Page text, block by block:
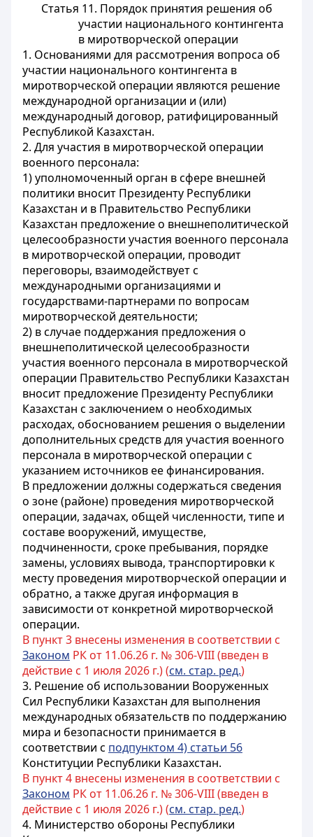
Статья 11. Порядок принятия решения об
участии национального контингента
в миротворческой операции
1. Основаниями для рассмотрения вопроса об
участии национального контингента в
миротворческой операции являются решение
международной организации и (или)
международный договор, ратифицированный
Республикой Казахстан.
2. Для участия в миротворческой операции
военного персонала:
1) уполномоченный орган в сфере внешней
политики вносит Президенту Республики
Казахстан и в Правительство Республики
Казахстан предложение о внешнеполитической
целесообразности участия военного персонала
в миротворческой операции, проводит
переговоры, взаимодействует с
международными организациями и
государствами-партнерами по вопросам
миротворческой деятельности;
2) в случае поддержания предложения о
внешнеполитической целесообразности
участия военного персонала в миротворческой
операции Правительство Республики Казахстан
вносит предложение Президенту Республики
Казахстан с заключением о необходимых
расходах, обоснованием решения о выделении
дополнительных средств для участия военного
персонала в миротворческой операции с
указанием источников ее финансирования.
В предложении должны содержаться сведения
о зоне (районе) проведения миротворческой
операции, задачах, общей численности, типе и
составе вооружений, имуществе,
подчиненности, сроке пребывания, порядке
замены, условиях вывода, транспортировки к
месту проведения миротворческой операции и
обратно, а также другая информация в
зависимости от конкретной миротворческой
операции.
В пункт 3 внесены изменения в соответствии с
Законом РК от 11.06.26 г. № 306-VIII (введен в
действие с 1 июля 2026 г.) (см. стар. ред.)
3. Решение об использовании Вооруженных
Сил Республики Казахстан для выполнения
международных обязательств по поддержанию
мира и безопасности принимается в
соответствии с подпунктом 4) статьи 56
Конституции Республики Казахстан.
В пункт 4 внесены изменения в соответствии с
Законом РК от 11.06.26 г. № 306-VIII (введен в
действие с 1 июля 2026 г.) (см. стар. ред.)
4. Министерство обороны Республики